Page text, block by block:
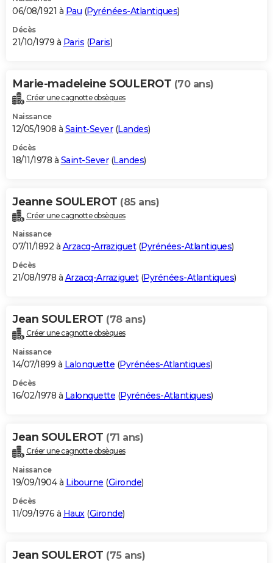
06/08/1921 à Pau (Pyrénées-Atlantiques)
Décès
21/10/1979 à Paris (Paris)
Marie-madeleine SOULEROT (70 ans)
Créer une cagnotte obsèques
Naissance
12/05/1908 à Saint-Sever(Landes)
Décès
18/11/1978 à Saint-Sever(Landes)
Jeanne SOULEROT (85 ans)
Créer une cagnotte obsèques
Naissance
07/11/1892 à Arzacq-Arraziguet(Pyrénées-Atlantiques)
Décès
21/08/1978 à Arzacq-Arraziguet(Pyrénées-Atlantiques)
Jean SOULEROT (78 ans)
Créer une cagnotte obsèques
Naissance
14/07/1899 à Lalonquette (Pyrénées-Atlantiques)
Décès
16/02/1978 à Lalonquette (Pyrénées-Atlantiques)
Jean SOULEROT (71 ans)
Créer une cagnotte obsèques
Naissance
19/09/1904 à Libourne (Gironde)
Décès
11/09/1976 à Haux(Gironde)
Jean SOULEROT (75 ans)